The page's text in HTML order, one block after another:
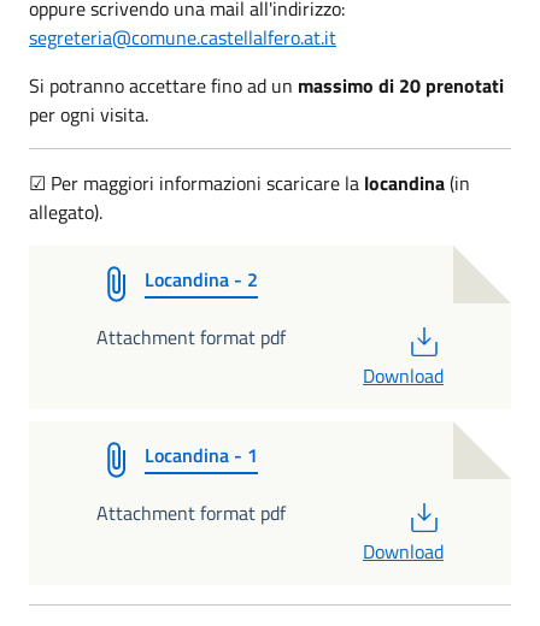
oppure scrivendo una mail all'indirizzo:
segreteria@comune.castellalfero.at.it
Si potranno accettare fino ad un massimo di 20 prenotati
per ogni visita.
☑ Per maggiori informazioni scaricare la locandina(in
allegato).
Locandina - 2
Attachment format pdf
Download
Locandina - 1
Attachment format pdf
Download